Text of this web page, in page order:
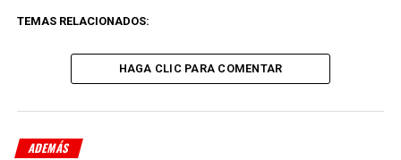
TEMAS RELACIONADOS:
HAGA CLIC PARA COMENTAR
ADEMÁS